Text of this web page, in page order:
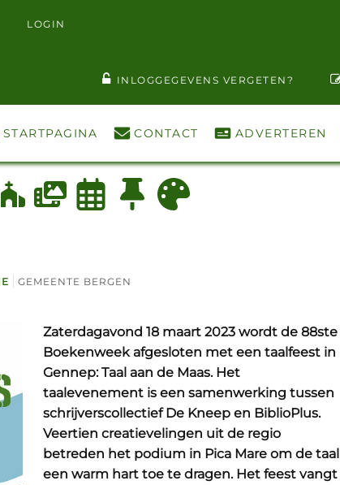
LOGIN
INLOGGEGEVENS VERGETEN?
STARTPAGINA CONTACT ADVERTEREN
GEMEENTE BERGEN
Zaterdagavond 18 maart 2023 wordt de 88ste
Boekenweek afgesloten met een taalfeest in
Gennep: Taal aan de Maas. Het
taalevenement is een samenwerking tussen
schrijverscollectief De Kneep en BiblioPlus.
Veertien creatievelingen uit de regio
betreden het podium in Pica Mare om de taal
een warm hart toe te dragen. Het feest vangt